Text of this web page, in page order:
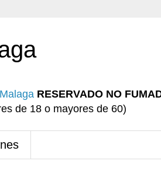
RESERVADO NO
de 18 o mayores de 60)